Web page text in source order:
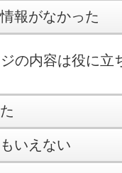
報がなかった
の内容は役に立
いえない